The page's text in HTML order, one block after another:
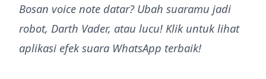
Bosan voice note datar? Ubah suaramu jadi
robot, Darth Vader, atau lucu! Klik untuk lihat
aplikasi efek suara WhatsApp terbaik!